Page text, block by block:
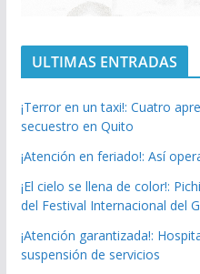
ULTIMAS ENTRADAS
¡Terror en un taxi!: Cuatro
secuestro en Quito
¡Atención en feriado!: Así
¡El cielo se llena de color!:
del Festival Internacional del
¡Atención garantizada!:
suspensión de servicios